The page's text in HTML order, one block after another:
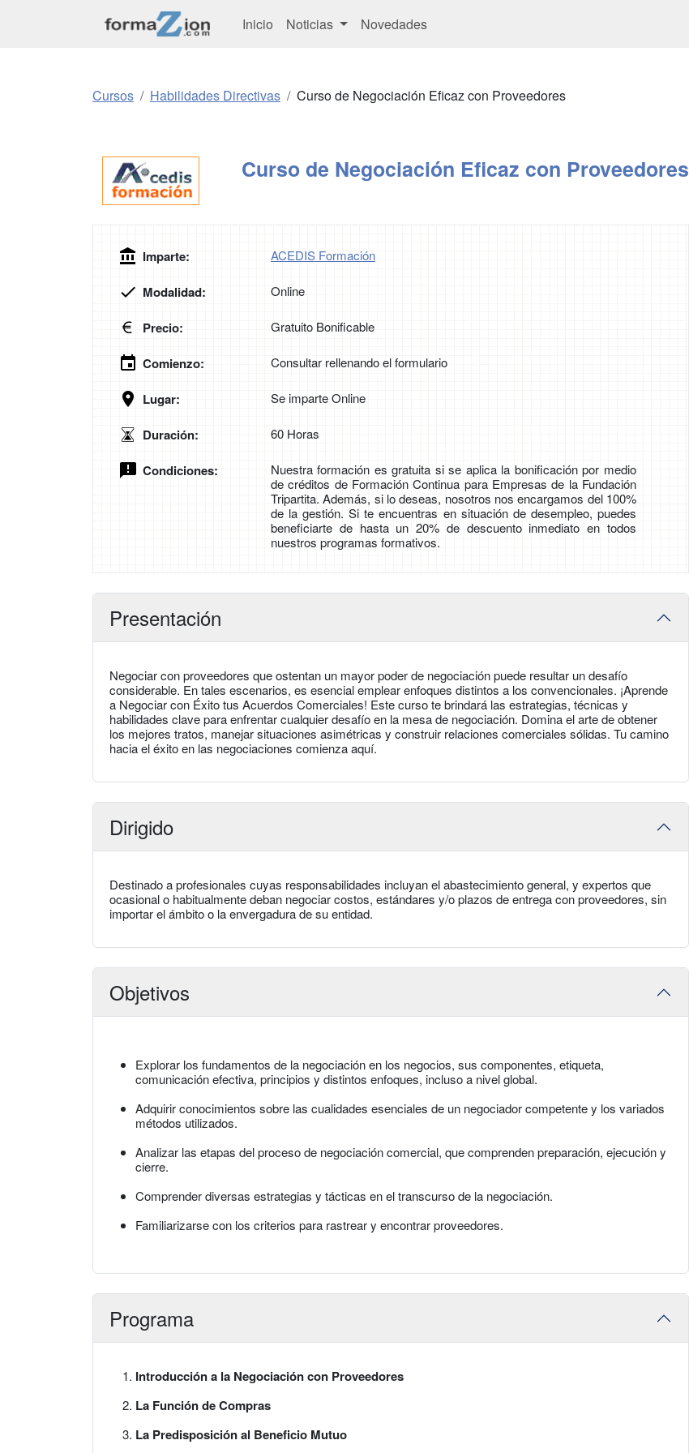
Inicio Noticias Novedades
Cursos Habilidades Directivas Curso de Negociación Eficaz con Proveedores
Curso de Negociación Eficaz con Proveedores
Imparte: ACEDIS Formación
Modalidad: Online
Precio: Gratuito Bonificable
Comienzo: Consultar rellenando el formulario
Lugar: Se imparte Online
Duración: 60 Horas
Condiciones:
Nuestra formación es gratuita si se aplica la bonificación por medio
de créditos de Formación Continua para Empresas de la Fundación
Tripartita. Además, si lo deseas, nosotros nos encargamos del 100%
de la gestión. Si te encuentras en situación de desempleo, puedes
beneficiarte de hasta un 20% de descuento inmediato en todos
nuestros programas formativos.
Presentación
Negociar con proveedores que ostentan un mayor poder de negociación puede resultar un desafío
considerable. En tales escenarios, es esencial emplear enfoques distintos a los convencionales. ¡Aprende
a Negociar con Éxito tus Acuerdos Comerciales! Este curso te brindará las estrategias, técnicas y
habilidades clave para enfrentar cualquier desafío en la mesa de negociación. Domina el arte de obtener
los mejores tratos, manejar situaciones asimétricas y construir relaciones comerciales sólidas. Tu camino
hacia el éxito en las negociaciones comienza aquí.
Dirigido
Destinado a profesionales cuyas responsabilidades incluyan el abastecimiento general, y expertos que
ocasional o habitualmente deban negociar costos, estándares y/o plazos de entrega con proveedores, sin
importar el ámbito o la envergadura de su entidad.
Objetivos
Explorar los fundamentos de la negociación en los negocios, sus componentes, etiqueta,
comunicación efectiva, principios y distintos enfoques, incluso a nivel global.
Adquirir conocimientos sobre las cualidades esenciales de un negociador competente y los variados
métodos utilizados.
Analizar las etapas del proceso de negociación comercial, que comprenden preparación, ejecución y
cierre.
Comprender diversas estrategias y tácticas en el transcurso de la negociación.
Familiarizarse con los criterios para rastrear y encontrar proveedores.
Programa
Introducción a la Negociación con Proveedores
La Función de Compras
La Predisposición al Beneficio Mutuo